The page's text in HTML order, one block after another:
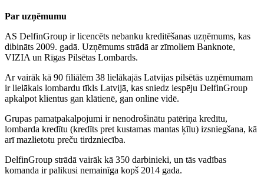
Par uzņēmumu
AS DelfinGroup ir licencēts nebanku kreditēšanas uzņēmums, kas
dibināts 2009. gadā. Uzņēmums strādā ar zīmoliem Banknote,
VIZIA un Rīgas Pilsētas Lombards.
Ar vairāk kā 90 filiālēm 38 lielākajās Latvijas pilsētās uzņēmumam
ir lielākais lombardu tīkls Latvijā, kas sniedz iespēju DelfinGroup
apkalpot klientus gan klātienē, gan online vidē.
Grupas pamatpakalpojumi ir nenodrošinātu patēriņa kredītu,
lombarda kredītu (kredīts pret kustamas mantas ķīlu) izsniegšana, kā
arī mazlietotu preču tirdzniecība.
DelfinGroup strādā vairāk kā 350 darbinieki, un tās vadības
komanda ir palikusi nemainīga kopš 2014 gada.